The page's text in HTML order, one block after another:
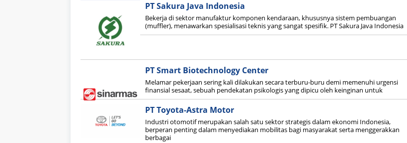
PT Sakura Java Indonesia
Bekerja di sektor manufaktur komponen kendaraan, khususnya sistem pembuangan
(muffler), menawarkan spesialisasi teknis yang sangat spesifik. PT Sakura Java Indonesia
PT Smart Biotechnology Center
Melamar pekerjaan sering kali dilakukan secara terburu-buru demi memenuhi urgensi
finansial sesaat, sebuah pendekatan psikologis yang dipicu oleh keinginan untuk
PT Toyota-Astra Motor
Industri otomotif merupakan salah satu sektor strategis dalam ekonomi Indonesia,
berperan penting dalam menyediakan mobilitas bagi masyarakat serta menggerakkan
berbagai